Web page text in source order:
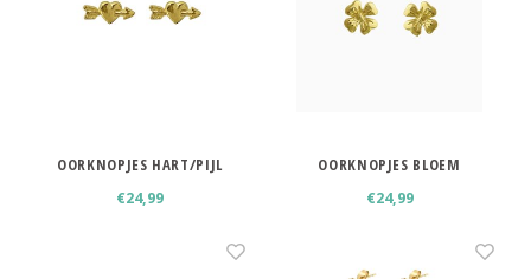
OORKNOPJES HART/PIJL
€24,99
OORKNOPJES BLOEM
€24,99